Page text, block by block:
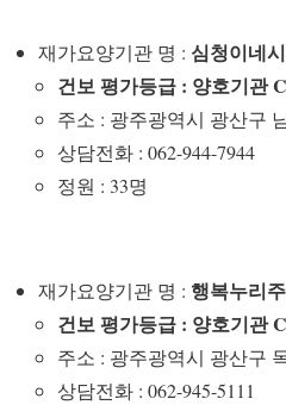
재가요양기관 명 : 심청이네
건보 평가등급 : 양호기관
주소 : 광주광역시 광산구
상담전화 : 062-944-7944
정원 : 33명
재가요양기관 명 : 행복누리
건보 평가등급 : 양호기관
주소 : 광주광역시 광산구
상담전화 : 062-945-5111